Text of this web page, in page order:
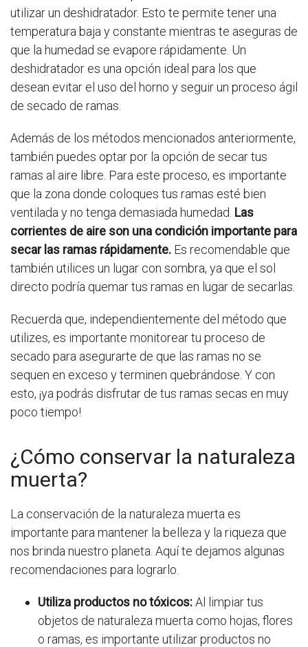
utilizar un deshidratador. Esto te permite tener una
temperatura baja y constante mientras te aseguras de
que la humedad se evapore rápidamente. Un
deshidratador es una opción ideal para los que
desean evitar el uso del horno y seguir un proceso ágil
de secado de ramas.
Además de los métodos mencionados anteriormente,
también puedes optar por la opción de secar tus
ramas al aire libre. Para este proceso, es importante
que la zona donde coloques tus ramas esté bien
ventilada y no tenga demasiada humedad. Las
corrientes de aire son una condición importante para
secar las ramas rápidamente. Es recomendable que
también utilices un lugar con sombra, ya que el sol
directo podría quemar tus ramas en lugar de secarlas.
Recuerda que, independientemente del método que
utilizes, es importante monitorear tu proceso de
secado para asegurarte de que las ramas no se
sequen en exceso y terminen quebrándose. Y con
esto, ¡ya podrás disfrutar de tus ramas secas en muy
poco tiempo!
¿Cómo conservar la naturaleza
muerta?
La conservación de la naturaleza muerta es
importante para mantener la belleza y la riqueza que
nos brinda nuestro planeta. Aquí te dejamos algunas
recomendaciones para lograrlo.
Utiliza productos no tóxicos:Al limpiar tus
objetos de naturaleza muerta como hojas, flores
o ramas, es importante utilizar productos no